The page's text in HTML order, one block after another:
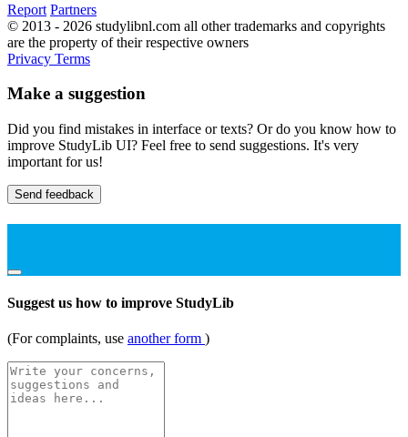
Report Partners
© 2013 - 2026 studylibnl.com all other trademarks and copyrights
are the property of their respective owners
Privacy Terms
Make a suggestion
Did you find mistakes in interface or texts? Or do you know how to
improve StudyLib UI? Feel free to send suggestions. It's very
important for us!
Send feedback
Suggest us how to improve StudyLib
(For complaints, use another form )